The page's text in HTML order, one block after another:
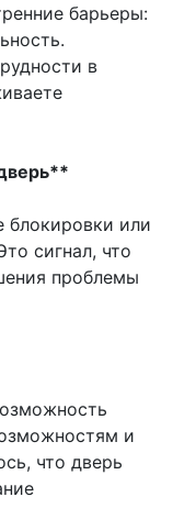
барьеры:
в
или
сигнал, что
проблемы
и
что дверь